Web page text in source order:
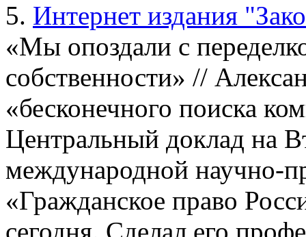
5. Интернет издания
«Мы опоздали с
собственности» //
«бесконечного поиска
Центральный доклад на
международной научно-
«Гражданское право